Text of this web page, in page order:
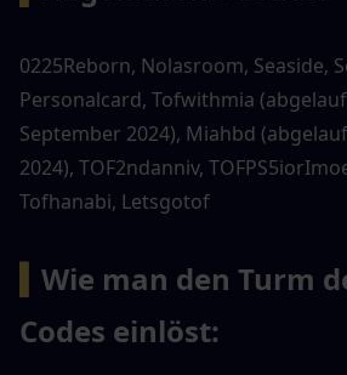
0225Reborn, Nolasroom, Seaside,
Personalcard, Tofwithmia
September 2024), Miahbd
2024), TOF2ndanniv,
Tofhanabi, Letsgotof
Wie man den Turm
Codes einlöst: